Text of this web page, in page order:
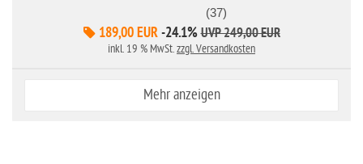
(37)
189,00 EUR -24.1% UVP 249,00 EUR
inkl. 19 % MwSt.zzgl. Versandkosten
Mehr anzeigen